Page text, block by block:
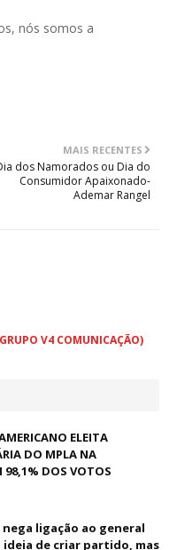
nós somos a
MAIS RECENTES
dos Namorados ou Dia do
Consumidor Apaixonado-
Ademar Rangel
V4 COMUNICAÇÃO)
ELEITA
DO MPLA NA
DOS VOTOS
ligação ao general
ideia de criar partido, mas